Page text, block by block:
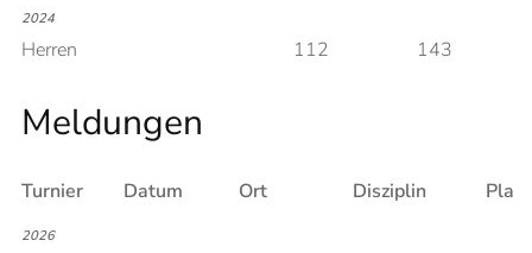
2024
Herren 112 143
Meldungen
Turnier Datum Ort Disziplin Platz
2026